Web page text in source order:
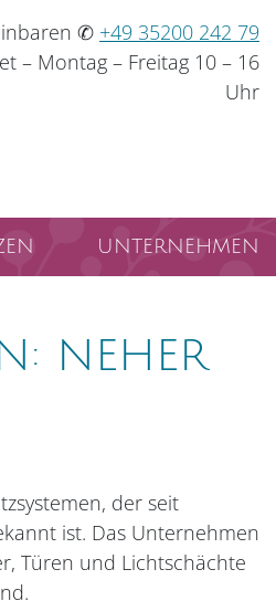
✆ +49 35200 242 79
– Montag – Freitag 10 – 16
Uhr
UNTERNEHMEN
NEHER
der seit
ist. Das Unternehmen
Türen und Lichtschächte